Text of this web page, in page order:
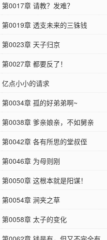
第0017章 请教？发难？
第0019章 透支未来的三铢钱
第0023章 天子归京
第0027章 都要反了！
亿点小小的请求
第0034章 孤的好弟弟啊~
第0038章 爹亲娘亲，不如舅亲
第0042章 各有所思的堂叔侄
第0046章 为母则刚
第0050章 这根本就是阳谋！
第0054章 涧夹之草
第0058章 太子的变化